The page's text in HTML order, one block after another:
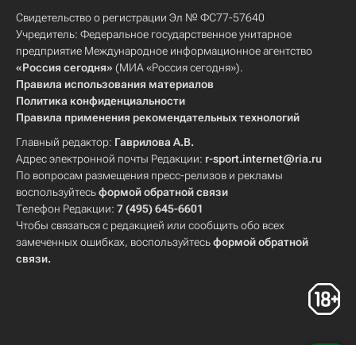
Свидетельство о регистрации Эл № ФС77-57640
Учредитель: Федеральное государственное унитарное
предприятие Международное информационное агентство
«Россия сегодня» (МИА «Россия сегодня»).
Правила использования материалов
Политика конфиденциальности
Правила применения рекомендательных технологий
Главный редактор: Гаврилова А.В.
Адрес электронной почты Редакции: r-sport.internet@ria.ru
По вопросам размещения пресс-релизов и рекламы
воспользуйтесьформой обратной связи
Телефон Редакции: 7 (495) 645-6601
Чтобы связаться с редакцией или сообщить обо всех
замеченных ошибках, воспользуйтесьформой обратной
связи.